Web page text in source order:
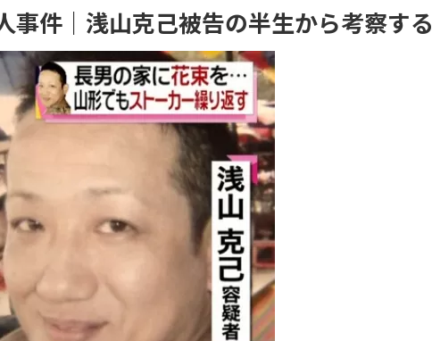
事件｜浅山克己被告の半生から考察する